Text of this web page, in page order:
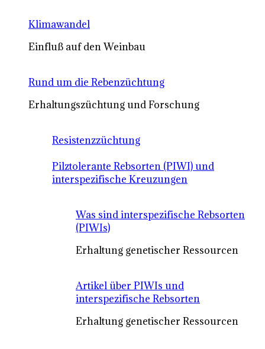
Klimawandel
Einfluß auf den Weinbau
Rund um die Rebenzüchtung
Erhaltungszüchtung und Forschung
Resistenzzüchtung
Pilztolerante Rebsorten (PIWI) und
interspezifische Kreuzungen
Was sind interspezifische Rebsorten
(PIWIs)
Erhaltung genetischer Ressourcen
Artikel über PIWIs und
interspezifische Rebsorten
Erhaltung genetischer Ressourcen